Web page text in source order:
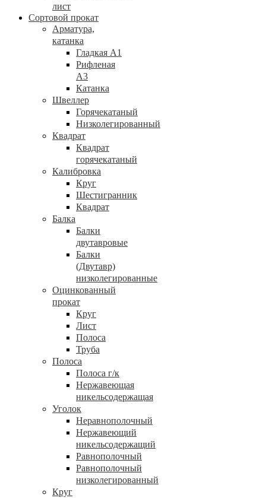
лист
Сортовой прокат
Арматура,
катанка
Гладкая А1
Рифленая
А3
Катанка
Швеллер
Горячекатаный
Низколегированный
Квадрат
Квадрат
горячекатаный
Калибровка
Круг
Шестигранник
Квадрат
Балка
Балки
двутавровые
Балки
(Двутавр)
низколегированные
Оцинкованный
прокат
Круг
Лист
Полоса
Труба
Полоса
Полоса г/к
Нержавеющая
никельсодержащая
Уголок
Неравнополочный
Нержавеющий
никельсодержащий
Равнополочный
Равнополочный
низколегированный
Круг